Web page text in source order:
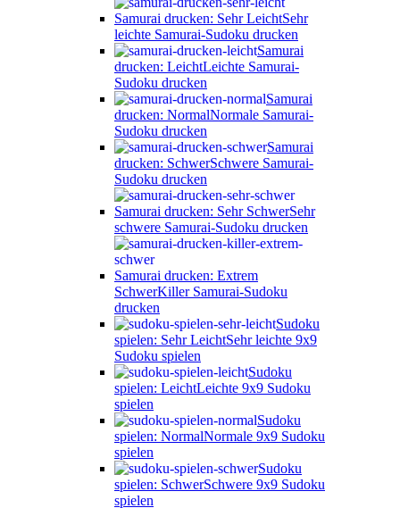
Samurai drucken: Sehr LeichtSehr
leichte Samurai-Sudoku drucken
Samurai
drucken: LeichtLeichte Samurai-
Sudoku drucken
Samurai
drucken: NormalNormale Samurai-
Sudoku drucken
Samurai
drucken: SchwerSchwere Samurai-
Sudoku drucken
Samurai drucken: Sehr SchwerSehr
schwere Samurai-Sudoku drucken
Samurai drucken: Extrem
SchwerKiller Samurai-Sudoku
drucken
Sudoku
spielen: Sehr LeichtSehr leichte 9x9
Sudoku spielen
Sudoku
spielen: LeichtLeichte 9x9 Sudoku
spielen
Sudoku
spielen: NormalNormale 9x9 Sudoku
spielen
Sudoku
spielen: SchwerSchwere 9x9 Sudoku
spielen